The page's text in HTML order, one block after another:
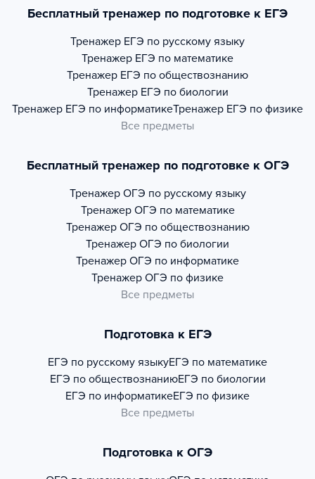
Бесплатный тренажер по подготовке к ЕГЭ
Тренажер ЕГЭ по русскому языку
Тренажер ЕГЭ по математике
Тренажер ЕГЭ по обществознанию
Тренажер ЕГЭ по биологии
Тренажер ЕГЭ по информатикеТренажер ЕГЭ по физике
Все предметы
Бесплатный тренажер по подготовке к ОГЭ
Тренажер ОГЭ по русскому языку
Тренажер ОГЭ по математике
Тренажер ОГЭ по обществознанию
Тренажер ОГЭ по биологии
Тренажер ОГЭ по информатике
Тренажер ОГЭ по физике
Все предметы
Подготовка к ЕГЭ
ЕГЭ по русскому языкуЕГЭ по математике
ЕГЭ по обществознаниюЕГЭ по биологии
ЕГЭ по информатикеЕГЭ по физике
Все предметы
Подготовка к ОГЭ